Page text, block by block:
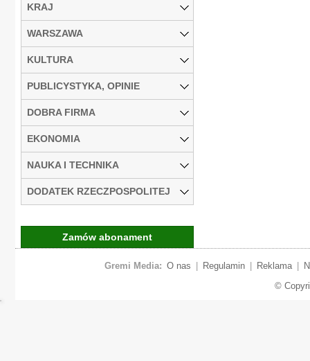
KRAJ
WARSZAWA
KULTURA
PUBLICYSTYKA, OPINIE
DOBRA FIRMA
EKONOMIA
NAUKA I TECHNIKA
DODATEK RZECZPOSPOLITEJ
Zamów abonament
Gremi Media: O nas Regulamin Reklama
©